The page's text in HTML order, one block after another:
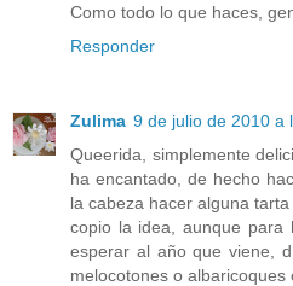
Como todo lo que haces,
Responder
Zulima 9 de julio de 2010 a
Queerida, simplemente
ha encantado, de hecho
la cabeza hacer alguna
copio la idea, aunque para
esperar al año que viene,
melocotones o